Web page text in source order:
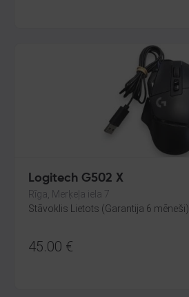
Logitech G502 X
Rīga, Merķeļa iela 7
Stāvoklis Lietots (Garantija 6 mēneši)
45.00 €